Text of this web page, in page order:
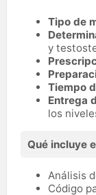
Tipo de
y
Tiempo
Entrega
los
Qué incluye
Análisis
Código